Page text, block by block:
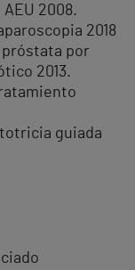
2008.
2018
próstata por
2013.
guiada